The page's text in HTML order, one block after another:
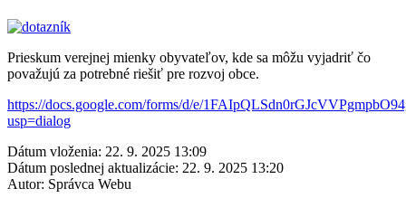
Prieskum verejnej mienky obyvateľov, kde sa môžu vyjadriť čo
považujú za potrebné riešiť pre rozvoj obce.
https://docs.google.com/forms/d/e/
usp=dialog
Dátum vloženia: 22. 9. 2025 13:09
Dátum poslednej aktualizácie: 22. 9. 2025 13:20
Autor: Správca Webu